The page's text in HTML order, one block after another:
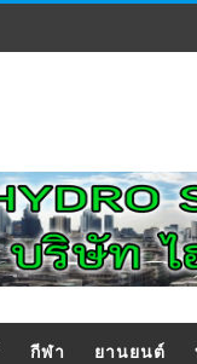
กีฬา ยานยนต์